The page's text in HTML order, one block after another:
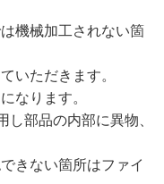
機械加工されない箇
いただきます。
なります。
部品の内部に異物、
きない箇所はファイ